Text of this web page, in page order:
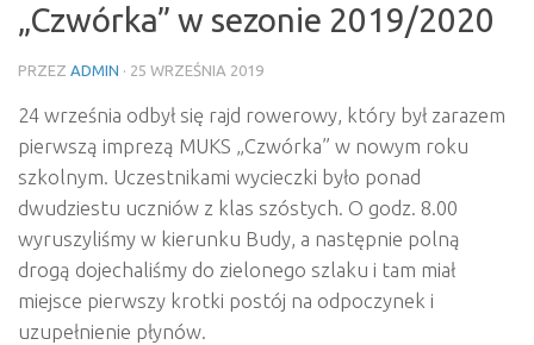
„Czwórka” w sezonie 2019/2020
PRZEZ ADMIN · 25 WRZEŚNIA 2019
24 września odbył się rajd rowerowy, który był zarazem
pierwszą imprezą MUKS „Czwórka” w nowym roku
szkolnym. Uczestnikami wycieczki było ponad
dwudziestu uczniów z klas szóstych. O godz. 8.00
wyruszyliśmy w kierunku Budy, a następnie polną
drogą dojechaliśmy do zielonego szlaku i tam miał
miejsce pierwszy krotki postój na odpoczynek i
uzupełnienie płynów.